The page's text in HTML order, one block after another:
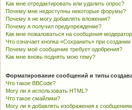
Как мне отредактировать или удалить опрос?
Почему мне недоступны некоторые форумы?
Почему я не могу добавлять вложения?
Почему я получил предупреждение?
Как мне пожаловаться на сообщения
Что означает кнопка «Сохранить» при
Почему моё сообщение требует одобрения?
Как мне вновь поднять мою тему?
Форматирование сообщений и типы
Что такое BBCode?
Могу ли я использовать HTML?
Что такое смайлики?
Могу ли я добавлять изображения к